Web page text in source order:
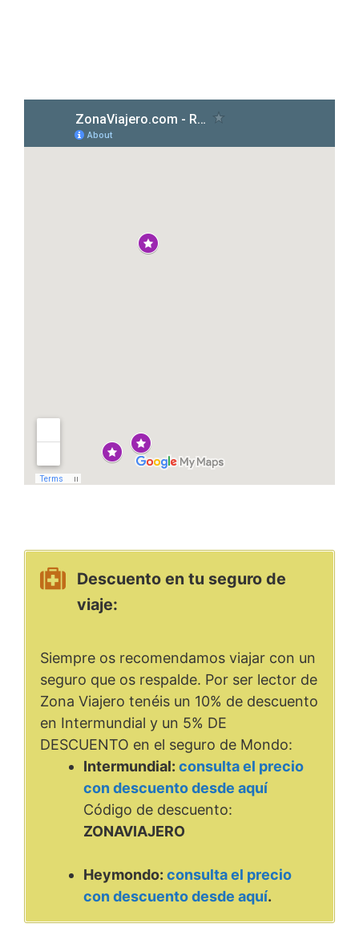
Descuento en tu seguro de
viaje:
Siempre os recomendamos viajar con un
seguro que os respalde. Por ser lector de
Zona Viajero tenéis un 10% de descuento
en Intermundial y un 5% DE
DESCUENTO en el seguro de Mondo:
Intermundial: consulta el precio
con descuento desde aquí
Código de descuento:
ZONAVIAJERO
Heymondo: consulta el precio
con descuento desde aquí.